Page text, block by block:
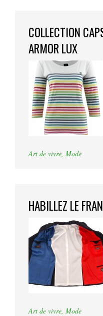
COLLECTION
ARMOR LUX
Art de vivre, Mode
HABILLEZ LE
Art de vivre, Mode